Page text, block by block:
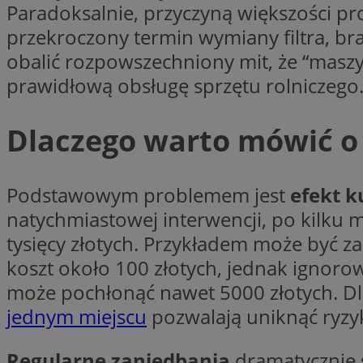
Paradoksalnie, przyczyną większości
przekroczony termin wymiany filtra,
obalić rozpowszechniony mit, że
prawidłową obsługę sprzętu rolniczego.
Dlaczego warto mówić
Podstawowym problemem jest efekt
natychmiastowej interwencji, po kilku
tysięcy złotych. Przykładem może być
koszt około 100 złotych, jednak
może pochłonąć nawet 5000 złotych.
jednym miejscu pozwalają uniknąć
li_gc
VP
_clsk
_clsk
pb_rtb_ev_part
__gads
__Secure-
ROLLOUT_TOKEN
Nazwa
openstat_gid
visid_incap_3220524